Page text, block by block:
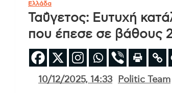
Ελλάδα
Ταΰγετος: Ευτυχή
που έπεσε σε βάθους
10/12/2025, 14:33 Politic Team